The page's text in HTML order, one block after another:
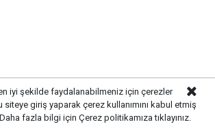
ARTIRILDI
hastalıklarının yayılmasını önlemek
iyi şekilde faydalanabilmeniz için çerezler
siteye giriş yaparak çerez kullanımını kabul etmiş
fazla bilgi için Çerez politikamıza tıklayınız.